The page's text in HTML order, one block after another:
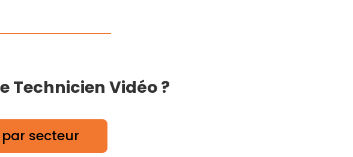
Technicien Vidéo ?
secteur